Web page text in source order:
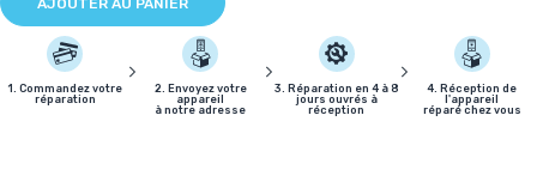
AJOUTER AU PANIER
1. Commandez votre
réparation
2. Envoyez votre
appareil
à notre adresse
3. Réparation en 4 à 8
jours ouvrés à
réception
4. Réception de
l'appareil
réparé chez vous